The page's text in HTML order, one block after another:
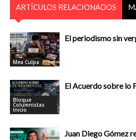
ARTÍCULOS RELACIONADOS
Mea Culpa
El periodismo sin
Bloque
Columnistas
Inicio
El Acuerdo sobre lo
Juan Diego Gómez